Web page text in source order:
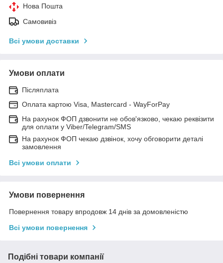
Нова Пошта
Самовивіз
Всі умови доставки
Умови оплати
Післяплата
Оплата картою Visa, Mastercard - WayForPay
На рахунок ФОП дзвонити не обов'язково, чекаю реквізити
для оплати у Viber/Telegram/SMS
На рахунок ФОП чекаю дзвінок, хочу обговорити деталі
замовлення
Всі умови оплати
Умови повернення
Повернення товару впродовж 14 днів за домовленістю
Всі умови повернення
Подібні товари компанії